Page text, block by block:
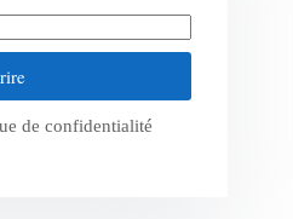
de confidentialité